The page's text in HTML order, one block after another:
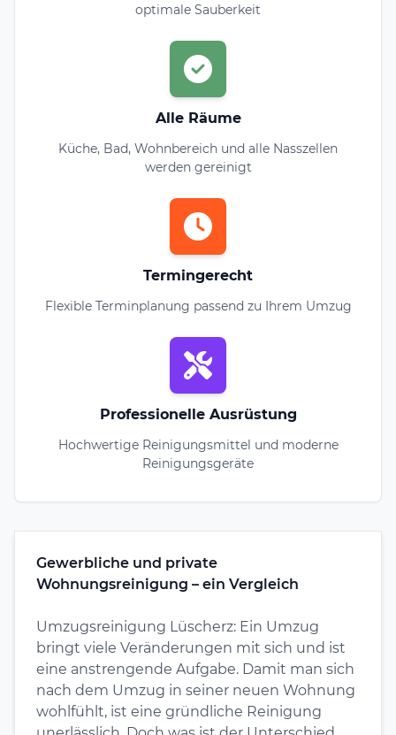
optimale Sauberkeit
Alle Räume
Küche, Bad, Wohnbereich und alle Nasszellen
werden gereinigt
Termingerecht
Flexible Terminplanung passend zu Ihrem Umzug
Professionelle Ausrüstung
Hochwertige Reinigungsmittel und moderne
Reinigungsgeräte
Gewerbliche und private
Wohnungsreinigung – ein Vergleich
Umzugsreinigung Lüscherz: Ein Umzug
bringt viele Veränderungen mit sich und ist
eine anstrengende Aufgabe. Damit man sich
nach dem Umzug in seiner neuen Wohnung
wohlfühlt, ist eine gründliche Reinigung